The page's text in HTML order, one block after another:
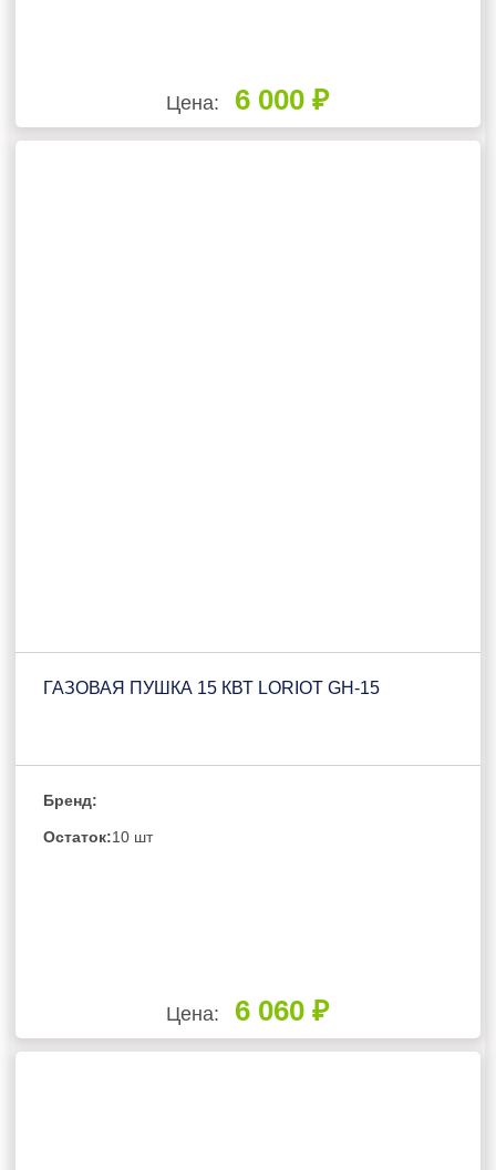
Цена: 6 000 ₽
ГАЗОВАЯ ПУШКА 15 КВТ LORIOT GH-15
Бренд:
Остаток:10 шт
Цена: 6 060 ₽